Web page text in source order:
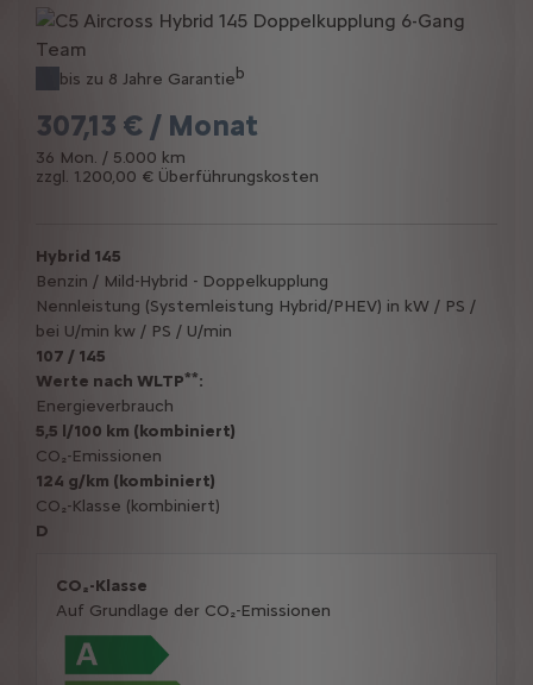
bis zu 8 Jahre Garantieb
307,13 € / Monat
36 Mon. / 5.000 km
zzgl. 1.200,00 € Überführungskosten
Hybrid 145
Benzin / Mild-Hybrid - Doppelkupplung
Nennleistung (Systemleistung Hybrid/PHEV) in kW / PS /
bei U/min kw / PS / U/min
107 / 145
Werte nach WLTP**:
Energieverbrauch
5,5 l/100 km (kombiniert)
CO₂-Emissionen
124 g/km (kombiniert)
CO₂-Klasse (kombiniert)
D
CO₂-Klasse
Auf Grundlage der CO₂-Emissionen